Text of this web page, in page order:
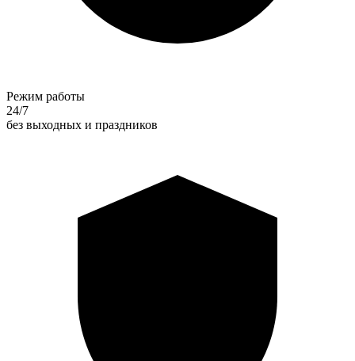
Режим работы
24/7
без выходных и праздников